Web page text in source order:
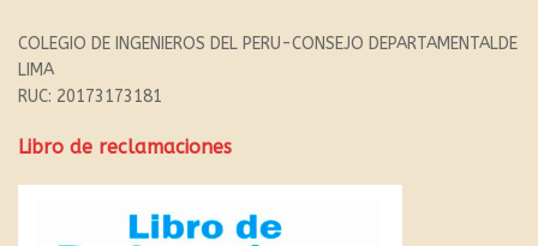
COLEGIO DE INGENIEROS DEL PERU-CONSEJO DEPARTAMENTALDE
LIMA
RUC: 20173173181
Libro de reclamaciones